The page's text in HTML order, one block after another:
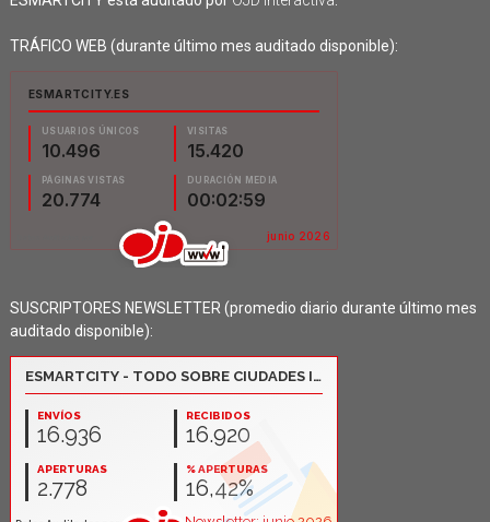
TRÁFICO WEB (durante último mes auditado disponible):
SUSCRIPTORES NEWSLETTER (promedio diario durante último mes
auditado disponible):